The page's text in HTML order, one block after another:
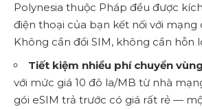
Polynesia thuộc Pháp đều được
điện thoại của bạn kết nối với mạng
Không cần đổi SIM, không cần hỗn
Tiết kiệm nhiều phí chuyển
với mức giá 10 đô la/MB từ nhà
gói eSIM trả trước có giá rất rẻ —